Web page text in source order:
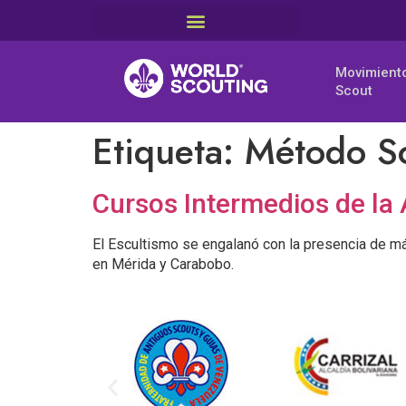
Scout
Etiqueta: Método
Cursos Intermedios de la
El Escultismo se engalanó con la presencia de
en Mérida y Carabobo.